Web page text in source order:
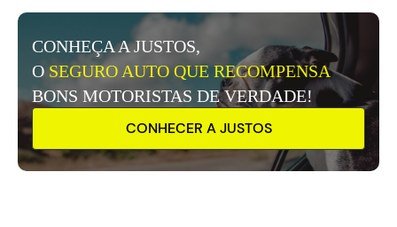
CONHEÇA A JUSTOS,
OSEGURO AUTO QUE RECOMPENSA
BONS MOTORISTAS DE VERDADE!
CONHECER A JUSTOS